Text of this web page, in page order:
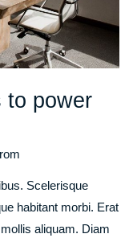
to power
Scelerisque
habitant morbi. Erat
aliquam. Diam